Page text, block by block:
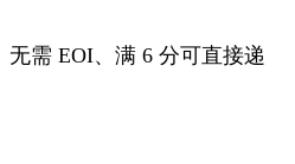
需 EOI、满 6 分可直接递